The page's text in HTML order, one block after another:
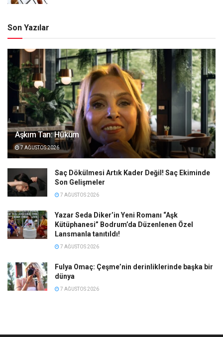
Son Yazılar
Aşkım Tan: Hüküm
7 AĞUSTOS 2026
Saç Dökülmesi Artık Kader Değil! Saç Ekiminde
Son Gelişmeler
7 AĞUSTOS 2026
Yazar Seda Diker’in Yeni Romanı “Aşk
Kütüphanesi” Bodrum’da Düzenlenen Özel
Lansmanla tanıtıldı!
7 AĞUSTOS 2026
Fulya Omaç: Çeşme’nin derinliklerinde başka bir
dünya
7 AĞUSTOS 2026